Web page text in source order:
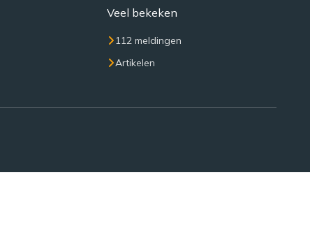
Veel bekeken
112 meldingen
Artikelen